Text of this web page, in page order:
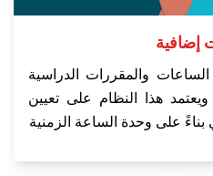
إضافية
والمقررات الدراسية
هذا النظام على تعيين
على وحدة الساعة الزمنية